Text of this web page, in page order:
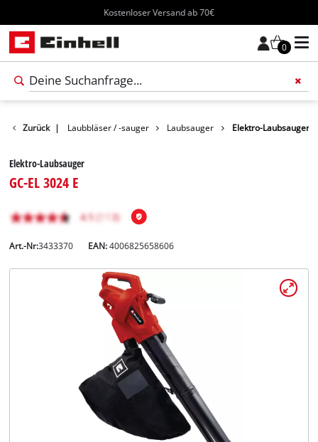
Kostenloser Versand ab 70€
0
Zurück |
Garten Laubbläser / -sauger Laubsauger Elektro-Laubsauger
Elektro-Laubsauger
GC-EL 3024 E
Art.-Nr:3433370 EAN:4006825658606